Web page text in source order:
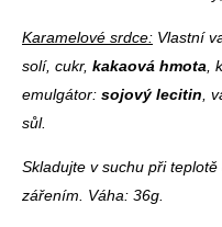
Karamelové srdce: Vlastní
solí, cukr, kakaová hmota ,
emulgátor: sojový lecitin ,
sůl.
Skladujte v suchu při teplotě
zářením. Váha: 36g.